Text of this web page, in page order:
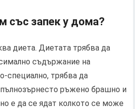
със запек у дома?
диета. Диетата трябва да
съдържание на
специално, трябва да
ръжено брашно и
е да се ядат колкото се може